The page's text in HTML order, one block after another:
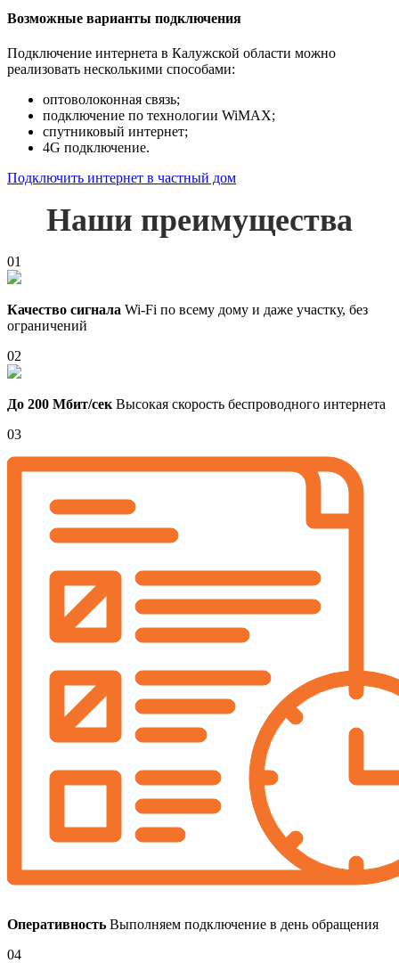
Возможные варианты подключения
Подключение интернета в Калужской области можно
реализовать несколькими способами:
оптоволоконная связь;
подключение по технологии WiMAX;
спутниковый интернет;
4G подключение.
Подключить интернет в частный дом
Наши преимущества
01
Качество сигнала Wi-Fi по всему дому и даже участку, без
ограничений
02
До 200 Мбит/сек Высокая скорость беспроводного интернета
03
Оперативность Выполняем подключение в день обращения
04